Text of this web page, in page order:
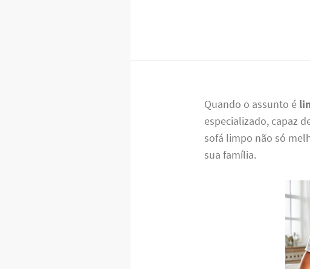
Quando o assunto é
especializado, capaz
sofá limpo não só
sua família.